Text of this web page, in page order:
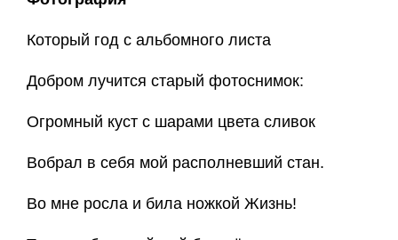
Который год с альбомного листа
Добром лучится старый фотоснимок:
Огромный куст с шарами цвета сливок
Вобрал в себя мой располневший стан.
Во мне росла и била ножкой Жизнь!